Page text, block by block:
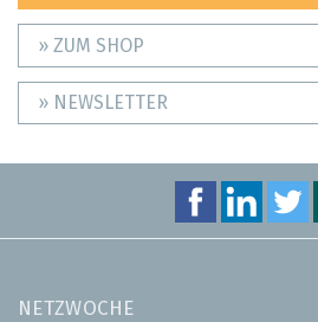
» ZUM SHOP
» NEWSLETTER
NETZWOCHE